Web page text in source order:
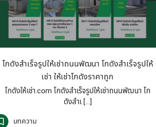
โกดังสำเร็จรูปให้เช่าถนนพัฒนา โกดังสำเร็จรูปให้
เช่า ให้เช่าโกดังราคาถูก
โกดังให้เช่า.com โกดังสำเร็จรูปให้เช่าถนนพัฒนา โก
ดังสำเ […]
บทความ